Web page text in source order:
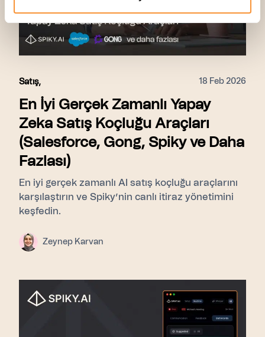
Satış, 18 Feb 2026
En İyi Gerçek Zamanlı Yapay
Zeka Satış Koçluğu Araçları
(Salesforce, Gong, Spiky ve Daha
Fazlası)
En iyi gerçek zamanlı AI satış koçluğu araçlarını
karşılaştırın ve Spiky’nin canlı itiraz yönetimini
keşfedin.
Zeynep Karvan